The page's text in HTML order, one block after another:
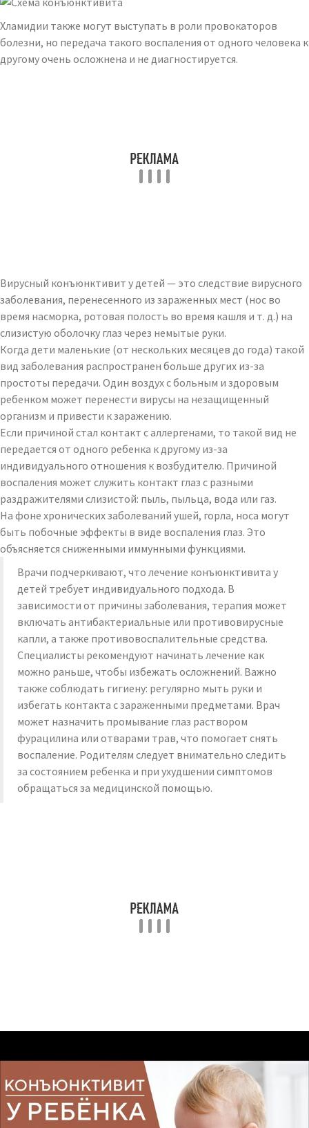
Хламидии также могут выступать в роли провокаторов
болезни, но передача такого воспаления от одного человека к
другому очень осложнена и не диагностируется.
Вирусный конъюнктивит у детей — это следствие вирусного
заболевания, перенесенного из зараженных мест (нос во
время насморка, ротовая полость во время кашля и т. д.) на
слизистую оболочку глаз через немытые руки.
Когда дети маленькие (от нескольких месяцев до года) такой
вид заболевания распространен больше других из-за
простоты передачи. Один воздух с больным и здоровым
ребенком может перенести вирусы на незащищенный
организм и привести к заражению.
Если причиной стал контакт с аллергенами, то такой вид не
передается от одного ребенка к другому из-за
индивидуального отношения к возбудителю. Причиной
воспаления может служить контакт глаз с разными
раздражителями слизистой: пыль, пыльца, вода или газ.
На фоне хронических заболеваний ушей, горла, носа могут
быть побочные эффекты в виде воспаления глаз. Это
объясняется сниженными иммунными функциями.
Врачи подчеркивают, что лечение конъюнктивита у
детей требует индивидуального подхода. В
зависимости от причины заболевания, терапия может
включать антибактериальные или противовирусные
капли, а также противовоспалительные средства.
Специалисты рекомендуют начинать лечение как
можно раньше, чтобы избежать осложнений. Важно
также соблюдать гигиену: регулярно мыть руки и
избегать контакта с зараженными предметами. Врач
может назначить промывание глаз раствором
фурацилина или отварами трав, что помогает снять
воспаление. Родителям следует внимательно следить
за состоянием ребенка и при ухудшении симптомов
обращаться за медицинской помощью.